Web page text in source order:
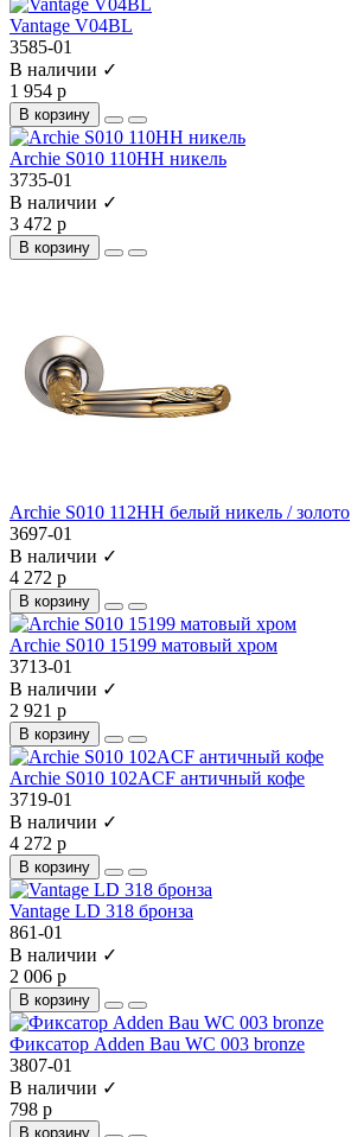
Vantage V04BL
3585-01
В наличии ✓
1 954 р
В корзину
Archie S010 110HH никель
3735-01
В наличии ✓
3 472 р
В корзину
Archie S010 112HH белый никель / золото
3697-01
В наличии ✓
4 272 р
В корзину
Archie S010 15199 матовый хром
3713-01
В наличии ✓
2 921 р
В корзину
Archie S010 102ACF античный кофе
3719-01
В наличии ✓
4 272 р
В корзину
Vantage LD 318 бронза
861-01
В наличии ✓
2 006 р
В корзину
Фиксатор Adden Bau WC 003 bronze
3807-01
В наличии ✓
798 р
В корзину